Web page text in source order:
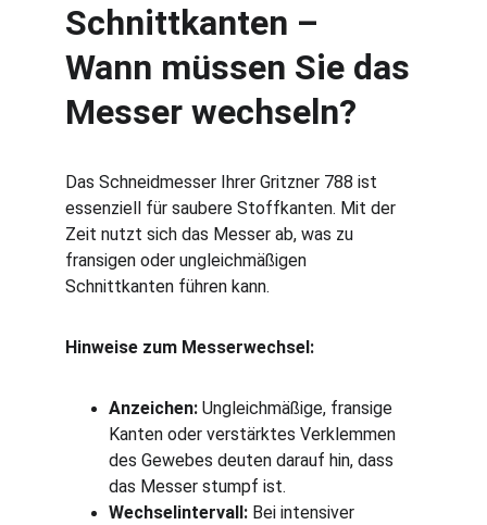
Schnittkanten –
Wann müssen Sie das
Messer wechseln?
Das Schneidmesser Ihrer Gritzner 788 ist
essenziell für saubere Stoffkanten. Mit der
Zeit nutzt sich das Messer ab, was zu
fransigen oder ungleichmäßigen
Schnittkanten führen kann.
Hinweise zum Messerwechsel:
Anzeichen: Ungleichmäßige, fransige
Kanten oder verstärktes Verklemmen
des Gewebes deuten darauf hin, dass
das Messer stumpf ist.
Wechselintervall: Bei intensiver